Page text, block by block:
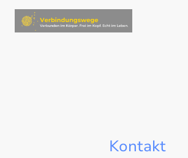
Kontakt